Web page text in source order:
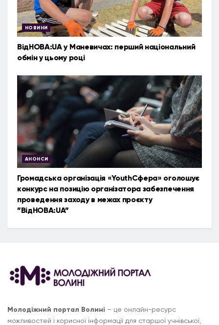
НОВИНИ
ВідНОВА:UA у Маневичах: перший національний
обмін у цьому році
АНОНСИ
Громадська організація «YouthСфера» оголошує
конкурс на позицію організатора забезпечення
проведення заходу в межах проєкту
”ВідНОВА:UA”
Молодіжний портал Волині – це онлайн-ресурс
можливостей і корисної інформації для старшої учнівської,